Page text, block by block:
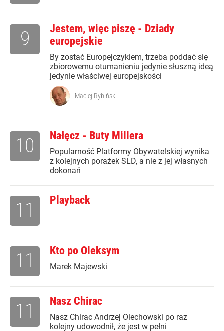
Jestem, więc piszę - Dziady
europejskie
By zostać Europejczykiem, trzeba poddać się
zbiorowemu otumanieniu jedynie słuszną ideą
jedynie właściwej europejskości
9
Maciej Rybiński
Nałęcz - Buty Millera
Popularność Platformy Obywatelskiej wynika
z kolejnych porażek SLD, a nie z jej własnych
dokonań
10
Playback
11
Kto po Oleksym
Marek Majewski
11
Nasz Chirac
Nasz Chirac Andrzej Olechowski po raz
kolejny udowodnił, że jest w pełni
11